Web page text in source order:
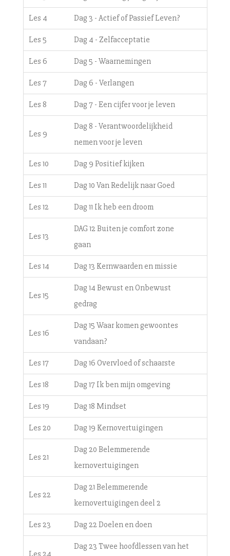
Les 4 Dag 3 - Actief of Passief Leven?
Les 5 Dag 4 - Zelfacceptatie
Les 6 Dag 5 - Waarnemingen
Les 7 Dag 6 - Verlangen
Les 8 Dag 7 - Een cijfer voor je leven
Les 9
Dag 8 - Verantwoordelijkheid
nemen voor je leven
Les 10 Dag 9 Positief kijken
Les 11 Dag 10 Van Redelijk naar Goed
Les 12 Dag 11 Ik heb een droom
Les 13
DAG 12 Buiten je comfort zone
gaan
Les 14 Dag 13 Kernwaarden en missie
Les 15
Dag 14 Bewust en Onbewust
gedrag
Les 16
Dag 15 Waar komen gewoontes
vandaan?
Les 17 Dag 16 Overvloed of schaarste
Les 18 Dag 17 Ik ben mijn omgeving
Les 19 Dag 18 Mindset
Les 20 Dag 19 Kernovertuigingen
Les 21
Dag 20 Belemmerende
kernovertuigingen
Les 22
Dag 21 Belemmerende
kernovertuigingen deel 2
Les 23 Dag 22 Doelen en doen
Les 24
Dag 23 Twee hoofdlessen van het